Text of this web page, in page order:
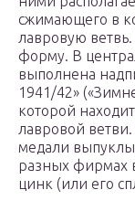
сжимающего в
лавровую
форму. В
выполнена
1941/42»
которой
лавровой
медали
разных фирмах
цинк (или его